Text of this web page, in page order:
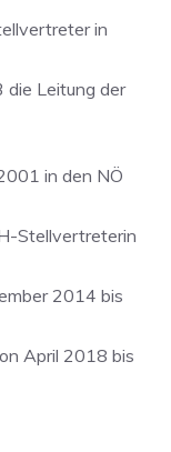
in
die Leitung der
in den NÖ
Stellvertreterin
2014 bis
April 2018 bis